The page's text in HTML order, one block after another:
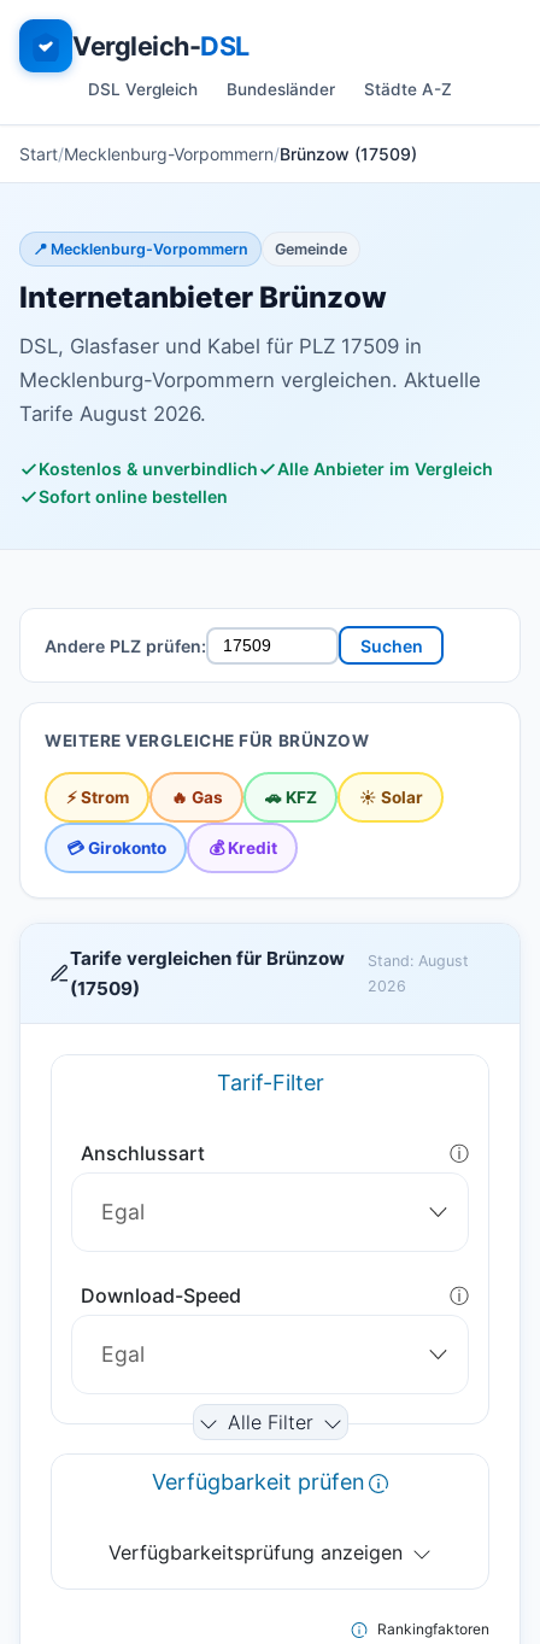
Vergleich-DSL
DSL Vergleich Bundesländer Städte A-Z
Start Mecklenburg-Vorpommern Brünzow (17509)
📍 Mecklenburg-Vorpommern Gemeinde
Internetanbieter Brünzow
DSL, Glasfaser und Kabel für PLZ 17509 in
Mecklenburg-Vorpommern vergleichen. Aktuelle
Tarife August 2026.
Kostenlos & unverbindlich
Alle Anbieter im Vergleich
Sofort online bestellen
Andere PLZ prüfen: Suchen
WEITERE VERGLEICHE FÜR BRÜNZOW
⚡ Strom 🔥 Gas 🚗 KFZ ☀️ Solar
💳 Girokonto 💰 Kredit
Tarife vergleichen für Brünzow
(17509)
Stand: August
2026